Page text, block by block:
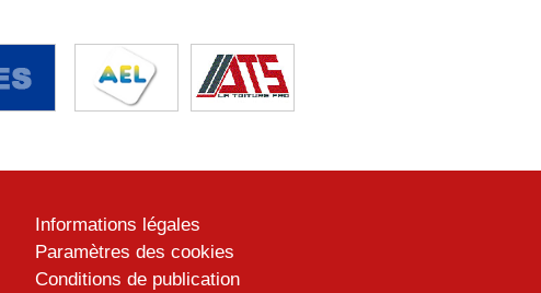
Informations légales
Paramètres des cookies
Conditions de publication